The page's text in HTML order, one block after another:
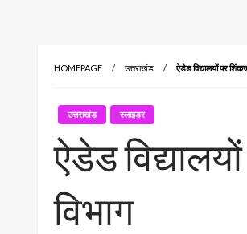
HOMEPAGE उत्तराखंड ऐडेड विद्यालयों पर
उत्तराखंड स्लाइडर
ऐडेड
विभाग